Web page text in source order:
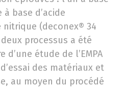
à base d’acide
(deconex® 34
deux processus a été
étude de l’EMPA
des matériaux et
au moyen du procédé